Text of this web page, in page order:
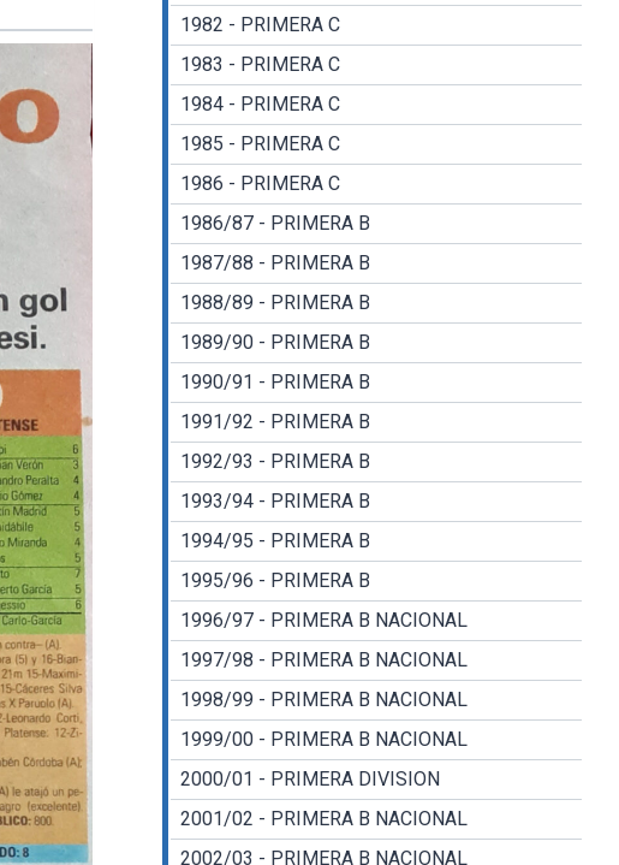
1982 - PRIMERA C
1983 - PRIMERA C
1984 - PRIMERA C
1985 - PRIMERA C
1986 - PRIMERA C
1986/87 - PRIMERA B
1987/88 - PRIMERA B
1988/89 - PRIMERA B
1989/90 - PRIMERA B
1990/91 - PRIMERA B
1991/92 - PRIMERA B
1992/93 - PRIMERA B
1993/94 - PRIMERA B
1994/95 - PRIMERA B
1995/96 - PRIMERA B
1996/97 - PRIMERA B NACIONAL
1997/98 - PRIMERA B NACIONAL
1998/99 - PRIMERA B NACIONAL
1999/00 - PRIMERA B NACIONAL
2000/01 - PRIMERA DIVISION
2001/02 - PRIMERA B NACIONAL
2002/03 - PRIMERA B NACIONAL